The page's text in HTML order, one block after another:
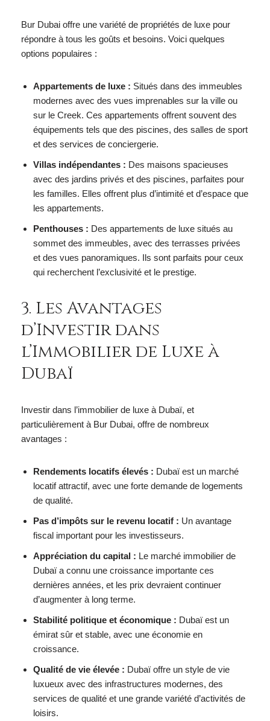
Bur Dubai offre une variété de propriétés de luxe pour
répondre à tous les goûts et besoins. Voici quelques
options populaires :
Appartements de luxe : Situés dans des immeubles
modernes avec des vues imprenables sur la ville ou
sur le Creek. Ces appartements offrent souvent des
équipements tels que des piscines, des salles de sport
et des services de conciergerie.
Villas indépendantes : Des maisons spacieuses
avec des jardins privés et des piscines, parfaites pour
les familles. Elles offrent plus d’intimité et d’espace que
les appartements.
Penthouses : Des appartements de luxe situés au
sommet des immeubles, avec des terrasses privées
et des vues panoramiques. Ils sont parfaits pour ceux
qui recherchent l’exclusivité et le prestige.
3. Les Avantages
d’Investir dans
l’Immobilier de Luxe à
Dubaï
Investir dans l’immobilier de luxe à Dubaï, et
particulièrement à Bur Dubai, offre de nombreux
avantages :
Rendements locatifs élevés : Dubaï est un marché
locatif attractif, avec une forte demande de logements
de qualité.
Pas d’impôts sur le revenu locatif : Un avantage
fiscal important pour les investisseurs.
Appréciation du capital : Le marché immobilier de
Dubaï a connu une croissance importante ces
dernières années, et les prix devraient continuer
d’augmenter à long terme.
Stabilité politique et économique : Dubaï est un
émirat sûr et stable, avec une économie en
croissance.
Qualité de vie élevée : Dubaï offre un style de vie
luxueux avec des infrastructures modernes, des
services de qualité et une grande variété d’activités de
loisirs.